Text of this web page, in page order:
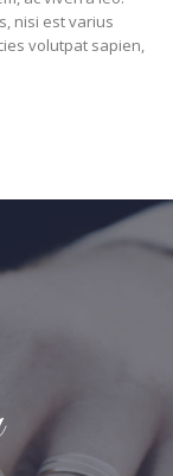
nisi est varius
volutpat sapien,